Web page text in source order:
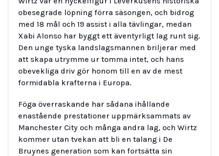
obesegrade löpning förra säsongen, och bidrog
med 18 mål och 19 assist i alla tävlingar, medan
Xabi Alonso har byggt ett äventyrligt lag runt sig.
Den unge tyska landslagsmannen briljerar med
att skapa utrymme ur tomma intet, och hans
obevekliga driv gör honom till en av de mest
formidabla krafterna i Europa.
Föga överraskande har sådana ihållande
enastående prestationer uppmärksammats av
Manchester City och många andra lag, och Wirtz
kommer utan tvekan att bli en talang i De
Bruynes generation som kan fortsätta sin